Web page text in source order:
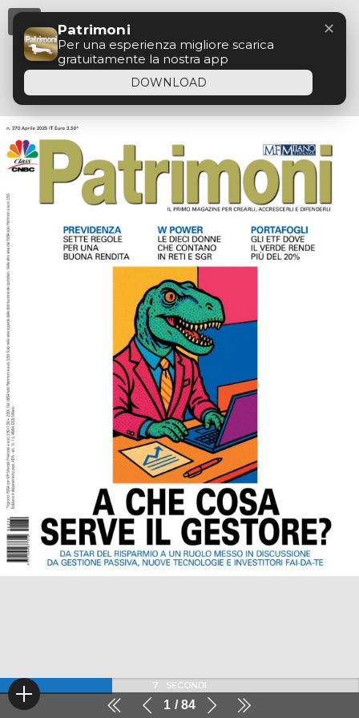
1 84
7 SECONDI
Patrimoni
Per una esperienza migliore scarica
gratuitamente la nostra app
DOWNLOAD
✕
Menu